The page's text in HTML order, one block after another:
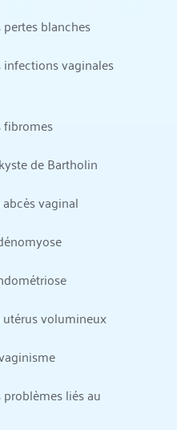
blanches
vaginales
fibromes
de Bartholin
vaginal
volumineux
liés au